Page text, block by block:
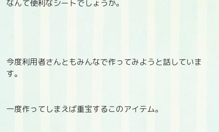
なんて便利なシートでしょうか。
今度利用者さんともみんなで作ってみようと話していま
す。
一度作ってしまえば重宝するこのアイテム。